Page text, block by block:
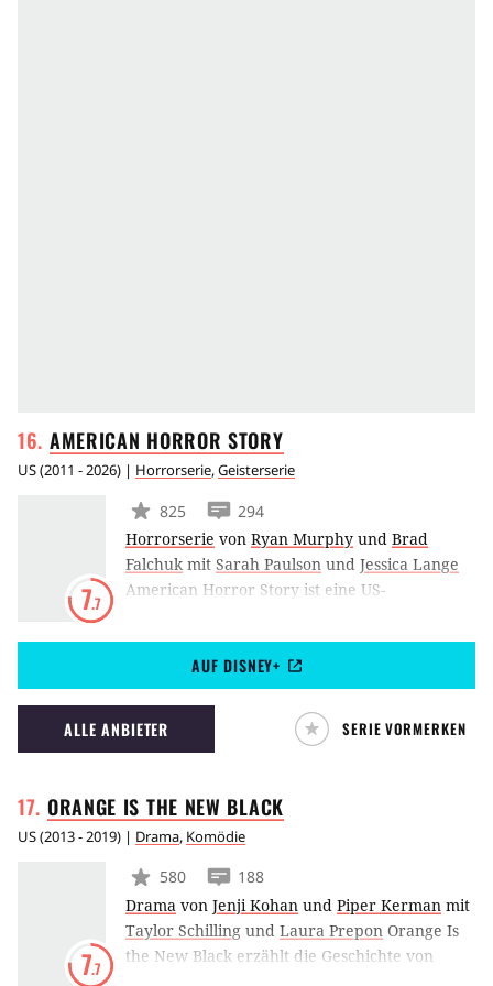
AMERICAN HORRORSTORY
US(2011 - 2026) | Horrorserie,Geisterserie
7.7
825
294
Horrorserie von Ryan Murphy und Brad
Falchuk mit Sarah Paulson und Jessica Lange
American Horror Story ist eine US-
FX. Das Format feierte 2011 seine Premiere
und wurde von Ryan Murphy und Brad
Falchuk kreiert. Jede Staffel erzählt eine
eigene, in sich abgeschlossene Handlung.
Diverse Schauspielerinnen und Schauspieler
unterschiedlichen Orten des Grauens
auftauchen.
AUF DISNEY+
ALLE ANBIETER SERIE VORMERKEN
ORANGE IS THE NEW BLACK
US(2013 - 2019) | Drama, Komödie
7.7
580
188
Drama von Jenji Kohan und Piper Kerman mit
Taylor Schilling und Laura Prepon Orange Is
the New Black erzählt die Geschichte von